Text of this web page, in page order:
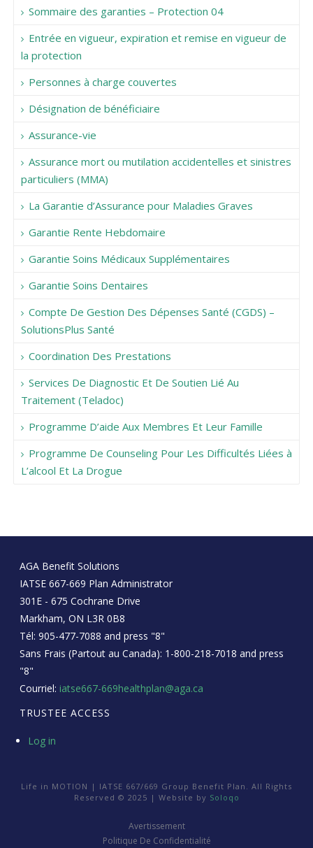
Sommaire des garanties – Protection 04
Entrée en vigueur, expiration et remise en vigueur de
la protection
Personnes à charge couvertes
Désignation de bénéficiaire
Assurance-vie
Assurance mort ou mutilation accidentelles et sinistres
particuliers (MMA)
La Garantie d’Assurance pour Maladies Graves
Garantie Rente Hebdomaire
Garantie Soins Médicaux Supplémentaires
Garantie Soins Dentaires
Compte De Gestion Des Dépenses Santé (CGDS) –
SolutionsPlus Santé
Coordination Des Prestations
Services De Diagnostic Et De Soutien Lié Au
Traitement (Teladoc)
Programme D’aide Aux Membres Et Leur Famille
Programme De Counseling Pour Les Difficultés Liées à
L’alcool Et La Drogue
AGA Benefit Solutions
IATSE 667-669 Plan Administrator
301E - 675 Cochrane Drive
Markham, ON L3R 0B8
Tél: 905-477-7088 and press "8"
Sans Frais (Partout au Canada): 1-800-218-7018 and press
"8"
Courriel:iatse667-669healthplan@aga.ca
TRUSTEE ACCESS
Log in
Life in MOTION | IATSE 667/669 Group Benefit Plan. All Rights
Reserved © 2025 | Website by Soloqo
Avertissement
Politique De Confidentialité